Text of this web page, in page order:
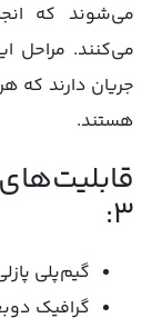
می‌شوند که
می‌کنند. مراحل
جریان دارند که
هستند.
3:
گیم‌پلی
گرافیک